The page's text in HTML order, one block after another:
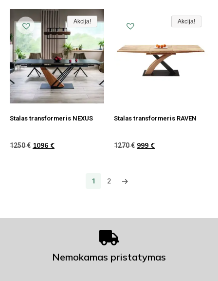
Akcija!
Akcija
Akcija!
Stalas transformeris NEXUS
1250€ 1096 €
Akcija!
Akcija
Akcija!
Stalas transformeris RAVEN
1270€ 999 €
1 2 →
Nemokamas pristatymas